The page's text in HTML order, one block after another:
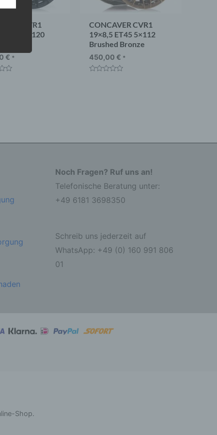
CVR1
ET35 5×120
€ *
CONCAVER CVR1
19×8,5 ET45 5×112
Brushed Bronze
450,00 € *
Noch Fragen? Ruf uns an!
Telefonische Beratung unter:
+49 6181 3698350
Schreib uns jederzeit auf
WhatsApp: +49 (0) 160 991 806
01
Shop.